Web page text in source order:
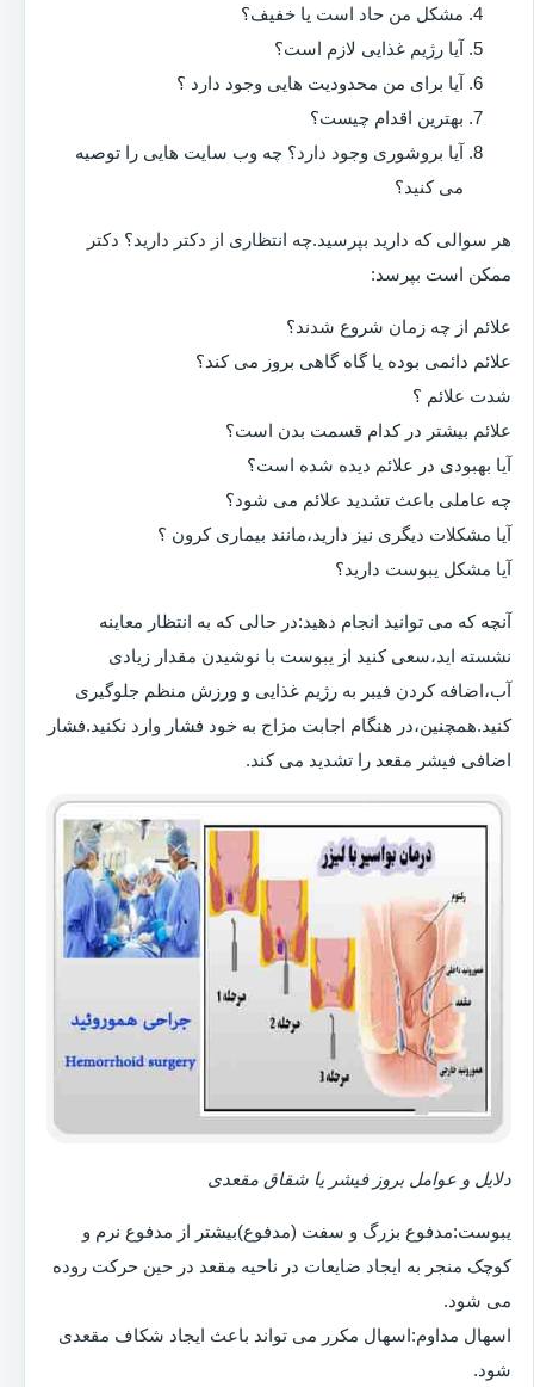
مشکل من حاد است یا خفیف؟
آیا رژیم غذایی لازم است؟
آیا برای من محدودیت هایی وجود دارد ؟
بهترین اقدام چیست؟
آیا بروشوری وجود دارد؟ چه وب سایت هایی را توصیه
می کنید؟
هر سوالی که دارید بپرسید.چه انتظاری از دکتر دارید؟ دکتر
ممکن است بپرسد:
علائم از چه زمان شروع شدند؟
علائم دائمی بوده یا گاه گاهی بروز می کند؟
شدت علائم ؟
علائم بیشتر در کدام قسمت بدن است؟
آیا بهبودی در علائم دیده شده است؟
چه عاملی باعث تشدید علائم می شود؟
آیا مشکلات دیگری نیز دارید،مانند بیماری کرون ؟
آیا مشکل یبوست دارید؟
آنچه که می توانید انجام دهید:در حالی که به انتظار معاینه
نشسته اید،سعی کنید از یبوست با نوشیدن مقدار زیادی
آب،اضافه کردن فیبر به رژیم غذایی و ورزش منظم جلوگیری
کنید.همچنین،در هنگام اجابت مزاج به خود فشار وارد نکنید.فشار
اضافی فیشر مقعد را تشدید می کند.
دلایل و عوامل بروز فیشر یا شقاق مقعدی
یبوست:مدفوع بزرگ و سفت (مدفوع)بیشتر از مدفوع نرم و
کوچک منجر به ایجاد ضایعات در ناحیه مقعد در حین حرکت روده
می شود.
اسهال مداوم:اسهال مکرر می تواند باعث ایجاد شکاف مقعدی
شود.